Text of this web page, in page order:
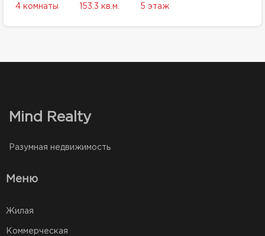
4 комнаты 153.3 кв.м. 5 этаж
Mind Realty
Разумная недвижимость
Меню
Жилая
Коммерческая